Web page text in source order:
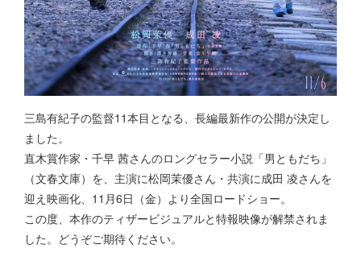
三島有紀子の監督11本目となる、長編最新作の公開が決定し
ました。
直木賞作家・千早 茜さんのロングセラー小説「男ともだち」
（文春文庫）を、主演に松岡茉優さん・共演に成田 凌さんを
迎え映画化、11月6日（金）より全国ロードショー。
この度、本作のティザービジュアルと特報映像が解禁されま
した。どうぞご期待ください。